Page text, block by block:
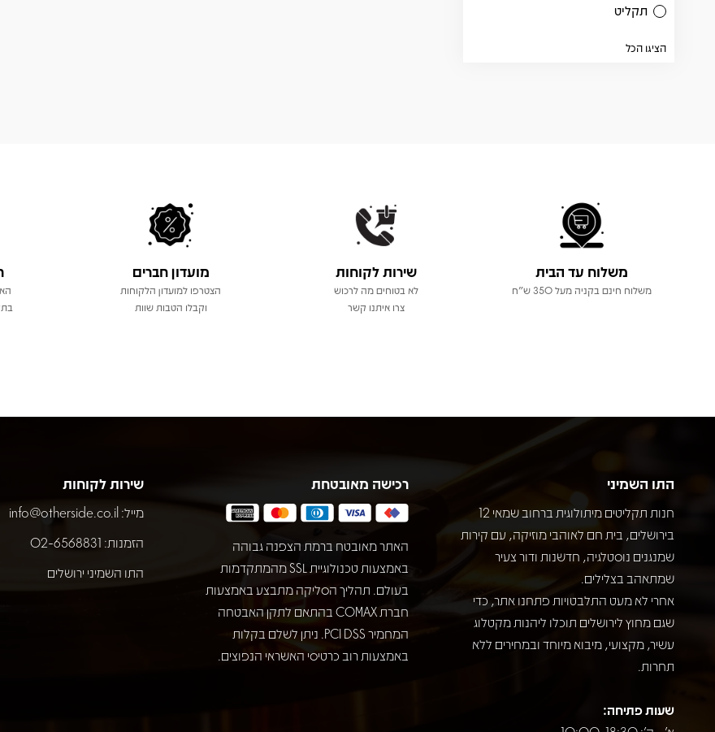
תקליט
הציגו הכל
משלוח עד הבית
משלוח חינם בקניה מעל 350 ש"ח
שירות לקוחות
לא בטוחים מה לרכוש
צרו איתנו קשר
מועדון חברים
הצטרפו למועדון הלקוחות
וקבלו הטבות שוות
התו השמיני
חנות תקליטים מיתולוגית ברחוב שמאי 12
בירושלים, בית חם לאוהבי מוזיקה, עם קירות
שמנגנים נוסטלגיה, חדשנות ודור צעיר
שמתאהב בצלילים.
אחרי לא מעט התלבטויות פתחנו אתר, כדי
שגם מחוץ לירושלים תוכלו ליהנות מקטלוג
עשיר, מקצועי, מיבוא מיוחד ובמחירים ללא
תחרות.
שעות פתיחה:
רכישה מאובטחת
האתר מאובטח ברמת הצפנה גבוהה
באמצעות טכנולוגיית SSL מהמתקדמות
בעולם. תהליך הסליקה מתבצע באמצעות
חברת COMAX בהתאם לתקן האבטחה
המחמיר PCI DSS. ניתן לשלם בקלות
באמצעות רוב כרטיסי האשראי הנפוצים.
שירות לקוחות
מייל: info@otherside.co.il
הזמנות: 02-6568831
התו השמיני ירושלים